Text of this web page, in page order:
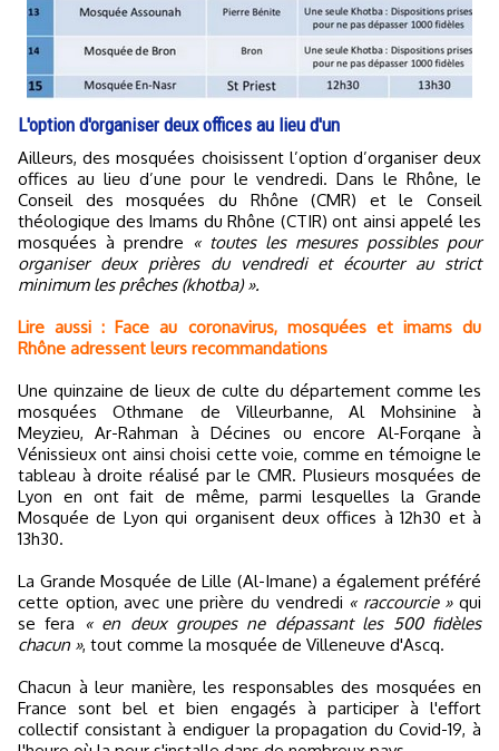
L'option d'organiser deux offices au lieu d'un
Ailleurs, des mosquées choisissent l’option d’organiser deux
offices au lieu d’une pour le vendredi. Dans le Rhône, le
Conseil des mosquées du Rhône (CMR) et le Conseil
théologique des Imams du Rhône (CTIR) ont ainsi appelé les
mosquées à prendre « toutes les mesures possibles pour
organiser deux prières du vendredi et écourter au strict
minimum les prêches (khotba) ».
Lire aussi : Face au coronavirus, mosquées et imams du
Rhône adressent leurs recommandations
Une quinzaine de lieux de culte du département comme les
mosquées Othmane de Villeurbanne, Al Mohsinine à
Meyzieu, Ar-Rahman à Décines ou encore Al-Forqane à
Vénissieux ont ainsi choisi cette voie, comme en témoigne le
tableau à droite réalisé par le CMR. Plusieurs mosquées de
Lyon en ont fait de même, parmi lesquelles la Grande
Mosquée de Lyon qui organisent deux offices à 12h30 et à
13h30.
La Grande Mosquée de Lille (Al-Imane) a également préféré
cette option, avec une prière du vendredi « raccourcie »qui
se fera
« en deux groupes ne dépassant les 500 fidèles
chacun », tout comme la mosquée de Villeneuve d'Ascq.
Chacun à leur manière, les responsables des mosquées en
France sont bel et bien engagés à participer à l'effort
collectif consistant à endiguer la propagation du Covid-19, à